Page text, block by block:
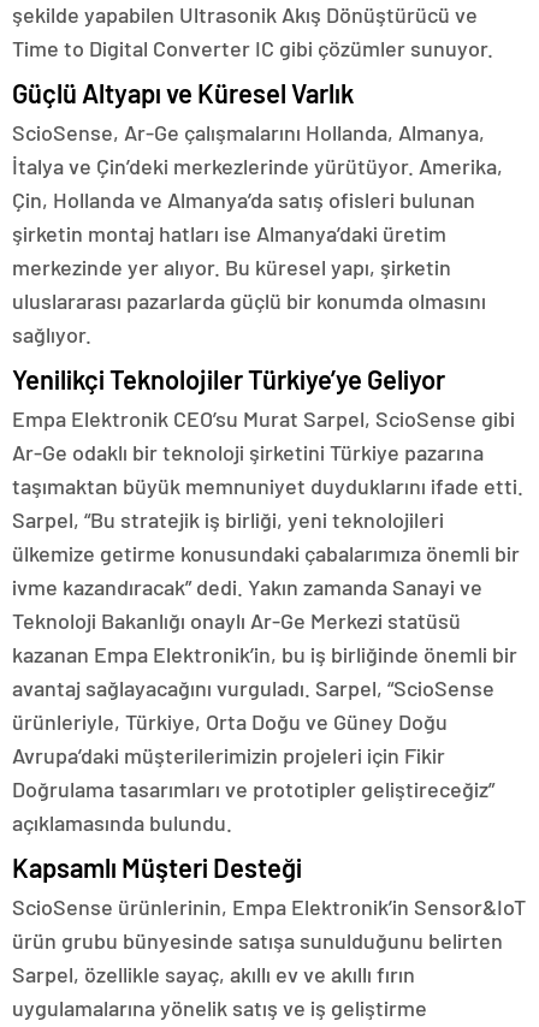
şekilde yapabilen Ultrasonik Akış Dönüştürücü ve
Time to Digital Converter IC gibi çözümler sunuyor.
Güçlü Altyapı ve Küresel Varlık
ScioSense, Ar-Ge çalışmalarını Hollanda, Almanya,
İtalya ve Çin’deki merkezlerinde yürütüyor. Amerika,
Çin, Hollanda ve Almanya’da satış ofisleri bulunan
şirketin montaj hatları ise Almanya’daki üretim
merkezinde yer alıyor. Bu küresel yapı, şirketin
uluslararası pazarlarda güçlü bir konumda olmasını
sağlıyor.
Yenilikçi Teknolojiler Türkiye’ye Geliyor
Empa Elektronik CEO’su Murat Sarpel, ScioSense gibi
Ar-Ge odaklı bir teknoloji şirketini Türkiye pazarına
taşımaktan büyük memnuniyet duyduklarını ifade etti.
Sarpel, “Bu stratejik iş birliği, yeni teknolojileri
ülkemize getirme konusundaki çabalarımıza önemli bir
ivme kazandıracak” dedi. Yakın zamanda Sanayi ve
Teknoloji Bakanlığı onaylı Ar-Ge Merkezi statüsü
kazanan Empa Elektronik’in, bu iş birliğinde önemli bir
avantaj sağlayacağını vurguladı. Sarpel, “ScioSense
ürünleriyle, Türkiye, Orta Doğu ve Güney Doğu
Avrupa’daki müşterilerimizin projeleri için Fikir
Doğrulama tasarımları ve prototipler geliştireceğiz”
açıklamasında bulundu.
Kapsamlı Müşteri Desteği
ScioSense ürünlerinin, Empa Elektronik’in Sensor&IoT
ürün grubu bünyesinde satışa sunulduğunu belirten
Sarpel, özellikle sayaç, akıllı ev ve akıllı fırın
uygulamalarına yönelik satış ve iş geliştirme